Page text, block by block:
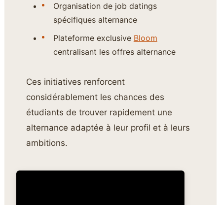
Organisation de job datings
spécifiques alternance
Plateforme exclusive Bloom
centralisant les offres alternance
Ces initiatives renforcent
considérablement les chances des
étudiants de trouver rapidement une
alternance adaptée à leur profil et à leurs
ambitions.